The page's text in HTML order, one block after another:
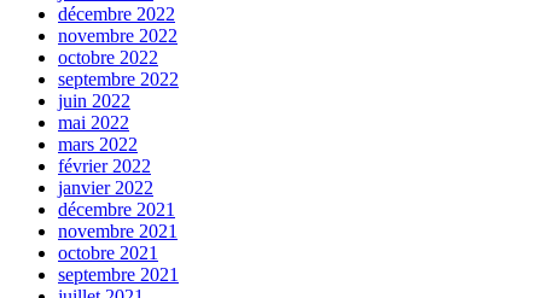
décembre 2022
novembre 2022
octobre 2022
septembre 2022
juin 2022
mai 2022
mars 2022
février 2022
janvier 2022
décembre 2021
novembre 2021
octobre 2021
septembre 2021